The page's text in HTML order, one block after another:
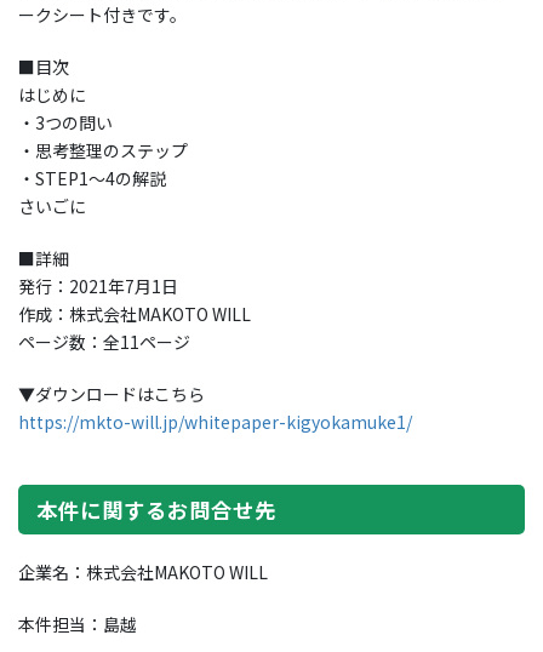
ークシート付きです。
■目次
はじめに
・3つの問い
・思考整理のステップ
・STEP1〜4の解説
さいごに
■詳細
発行：2021年7月1日
作成：株式会社MAKOTO WILL
ページ数：全11ページ
▼ダウンロードはこちら
https://mkto-will.jp/whitepaper-kigyokamuke1/
本件に関するお問合せ先
企業名：株式会社MAKOTO WILL
本件担当：島越